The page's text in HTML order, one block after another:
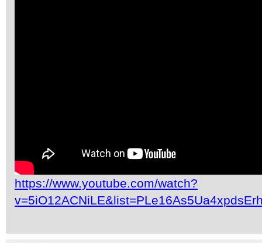
https://www.youtube.com/watch?